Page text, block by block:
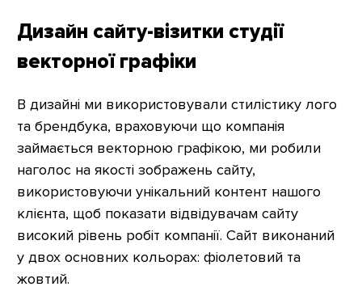
Дизайн сайту-візитки студії
векторної графіки
В дизайні ми використовували стилістику лого
та брендбука, враховуючи що компанія
займається векторною графікою, ми робили
наголос на якості зображень сайту,
використовуючи унікальний контент нашого
клієнта, щоб показати відвідувачам сайту
високий рівень робіт компанії. Сайт виконаний
у двох основних кольорах: фіолетовий та
жовтий.